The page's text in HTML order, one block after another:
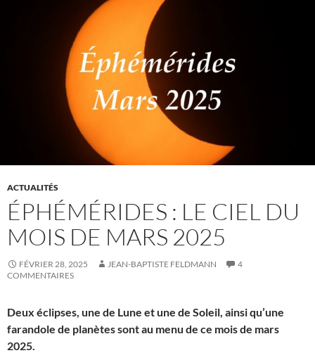
ACTUALITÉS
ÉPHÉMÉRIDES : LE CIEL DU
MOIS DE MARS 2025
FÉVRIER 28, 2025 JEAN-BAPTISTE FELDMANN
4
COMMENTAIRES
Deux éclipses, une de Lune et une de Soleil, ainsi qu’une
farandole de planètes sont au menu de ce mois de mars
2025.